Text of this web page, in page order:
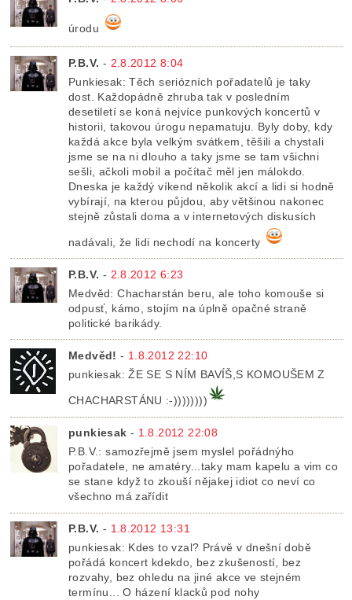
úrodu
P.B.V. - 2.8.2012 8:04
Punkiesak: Těch seriózních pořadatelů je taky
dost. Každopádně zhruba tak v posledním
desetiletí se koná nejvíce punkových koncertů v
historii, takovou úrogu nepamatuju. Byly doby, kdy
každá akce byla velkým svátkem, těšili a chystali
jsme se na ni dlouho a taky jsme se tam všichni
sešli, ačkoli mobil a počítač měl jen málokdo.
Dneska je každý víkend několik akcí a lidi si hodně
vybírají, na kterou půjdou, aby většinou nakonec
stejně zůstali doma a v internetových diskusích
nadávali, že lidi nechodí na koncerty
P.B.V. - 2.8.2012 6:23
Medvěd: Chacharstán beru, ale toho komouše si
odpusť, kámo, stojím na úplně opačné straně
politické barikády.
Medvěd! - 1.8.2012 22:10
punkiesak: ŽE SE S NÍM BAVÍŠ,S KOMOUŠEM Z
CHACHARSTÁNU :-))))))))
punkiesak - 1.8.2012 22:08
P.B.V.: samozřejmě jsem myslel pořádnýho
pořadatele, ne amatéry...taky mam kapelu a vim co
se stane když to zkouší nějakej idiot co neví co
všechno má zařídit
P.B.V. - 1.8.2012 13:31
punkiesak: Kdes to vzal? Právě v dnešní době
pořádá koncert kdekdo, bez zkušeností, bez
rozvahy, bez ohledu na jiné akce ve stejném
termínu... O házení klacků pod nohy